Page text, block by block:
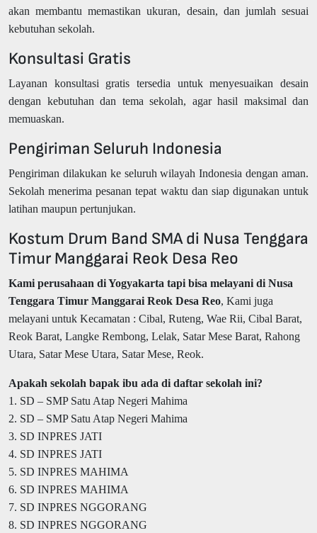
akan membantu memastikan ukuran, desain, dan jumlah sesuai
kebutuhan sekolah.
Konsultasi Gratis
Layanan konsultasi gratis tersedia untuk menyesuaikan desain
dengan kebutuhan dan tema sekolah, agar hasil maksimal dan
memuaskan.
Pengiriman Seluruh Indonesia
Pengiriman dilakukan ke seluruh wilayah Indonesia dengan aman.
Sekolah menerima pesanan tepat waktu dan siap digunakan untuk
latihan maupun pertunjukan.
Kostum Drum Band SMA di Nusa Tenggara
Timur Manggarai Reok Desa Reo
Kami perusahaan di Yogyakarta tapi bisa melayani di Nusa
Tenggara Timur Manggarai Reok Desa Reo, Kami juga
melayani untuk Kecamatan : Cibal, Ruteng, Wae Rii, Cibal Barat,
Reok Barat, Langke Rembong, Lelak, Satar Mese Barat, Rahong
Utara, Satar Mese Utara, Satar Mese, Reok.
Apakah sekolah bapak ibu ada di daftar sekolah ini?
1. SD – SMP Satu Atap Negeri Mahima
2. SD – SMP Satu Atap Negeri Mahima
3. SD INPRES JATI
4. SD INPRES JATI
5. SD INPRES MAHIMA
6. SD INPRES MAHIMA
7. SD INPRES NGGORANG
8. SD INPRES NGGORANG